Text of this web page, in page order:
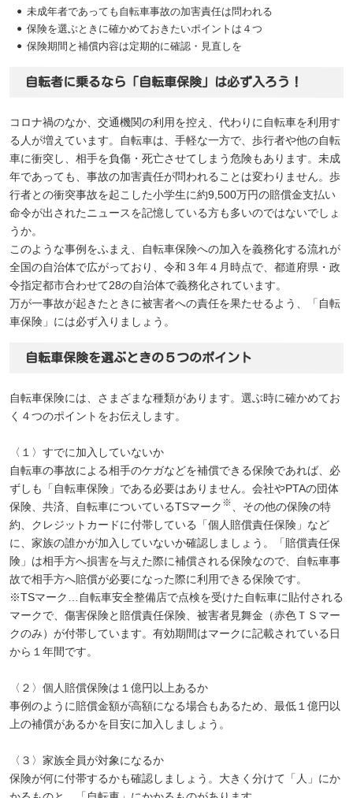
未成年者であっても自転車事故の加害責任は問われる
保険を選ぶときに確かめておきたいポイントは４つ
保険期間と補償内容は定期的に確認・見直しを
自転者に乗るなら「自転車保険」は必ず入ろう！
コロナ禍のなか、交通機関の利用を控え、代わりに自転車を利用す
る人が増えています。自転車は、手軽な一方で、歩行者や他の自転
車に衝突し、相手を負傷・死亡させてしまう危険もあります。未成
年であっても、事故の加害責任が問われることは変わりません。歩
行者との衝突事故を起こした小学生に約9,500万円の賠償金支払い
命令が出されたニュースを記憶している方も多いのではないでしょ
うか。
このような事例をふまえ、自転車保険への加入を義務化する流れが
全国の自治体で広がっており、令和３年４月時点で、都道府県・政
令指定都市合わせて28の自治体で義務化されています。
万が一事故が起きたときに被害者への責任を果たせるよう、「自転
車保険」には必ず入りましょう。
自転車保険を選ぶときの５つのポイント
自転車保険には、さまざまな種類があります。選ぶ時に確かめてお
く４つのポイントをお伝えします。
〈１〉すでに加入していないか
自転車の事故による相手のケガなどを補償できる保険であれば、必
ずしも「自転車保険」である必要はありません。会社やPTAの団体
保険、共済、自転車についているTSマーク ※
、その他の保険の特
約、クレジットカードに付帯している「個人賠償責任保険」など
に、家族の誰かが加入していないか確認しましょう。「賠償責任保
険」は相手方へ損害を与えた際に補償される保険なので、自転車事
故で相手方へ賠償が必要になった際に利用できる保険です。
※TSマーク…自転車安全整備店で点検を受けた自転車に貼付される
マークで、傷害保険と賠償責任保険、被害者見舞金（赤色ＴＳマー
クのみ）が付帯しています。有効期間はマークに記載されている日
から１年間です。
〈２〉個人賠償保険は１億円以上あるか
事例のように賠償金額が高額になる場合もあるため、最低１億円以
上の補償があるかを目安に加入しましょう。
〈３〉家族全員が対象になるか
保険が何に付帯するかも確認しましょう。大きく分けて「人」にか